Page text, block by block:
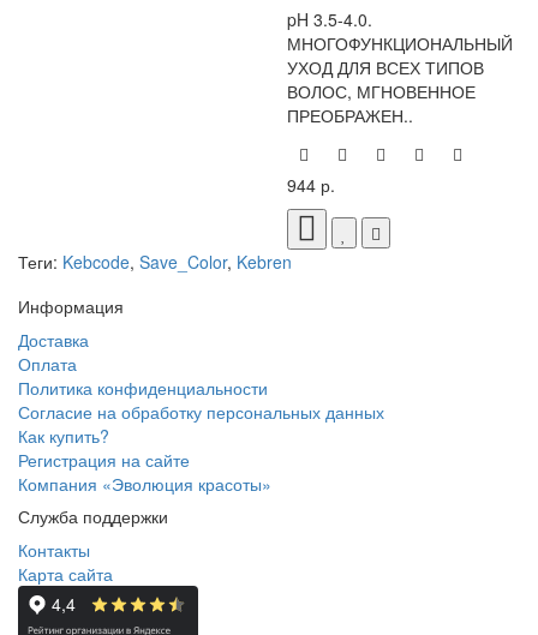
pH 3.5-4.0.
МНОГОФУНКЦИОНАЛЬНЫЙ
УХОД ДЛЯ ВСЕХ ТИПОВ
ВОЛОС, МГНОВЕННОЕ
ПРЕОБРАЖЕН..
944 р.
Теги: Kebcode, Save_Color, Kebren
Информация
Доставка
Оплата
Политика конфиденциальности
Согласие на обработку персональных данных
Как купить?
Регистрация на сайте
Компания «Эволюция красоты»
Служба поддержки
Контакты
Карта сайта